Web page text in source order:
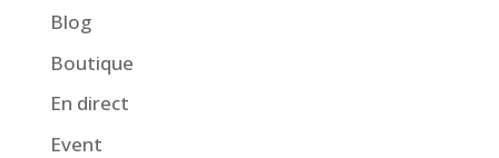
Blog
Boutique
En direct
Event